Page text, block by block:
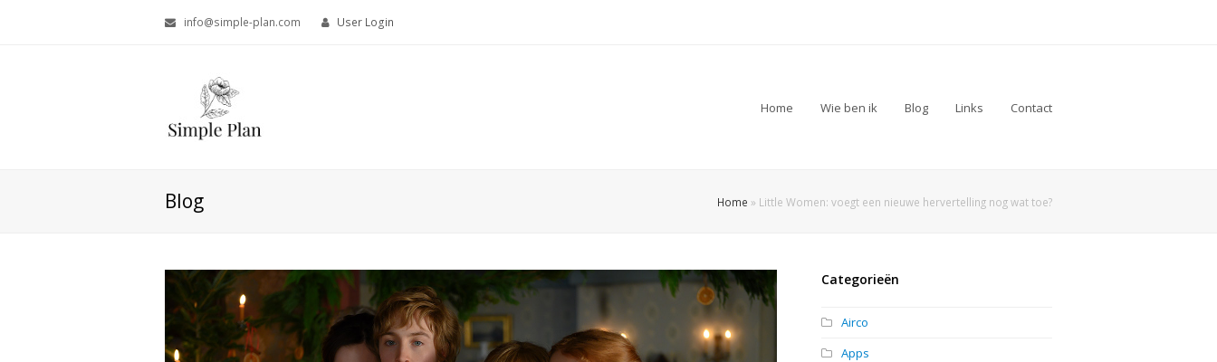
info@simple-plan.com User Login
Home Wie ben ik Blog Links Contact
Blog Home » Little Women: voegt een nieuwe hervertelling nog wat toe?
Categorieën
Airco
Apps